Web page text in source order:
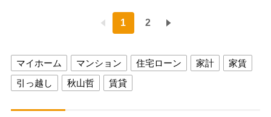
1 2
マイホーム マンション 住宅ローン 家計
家賃
引っ越し
秋山哲 賃貸